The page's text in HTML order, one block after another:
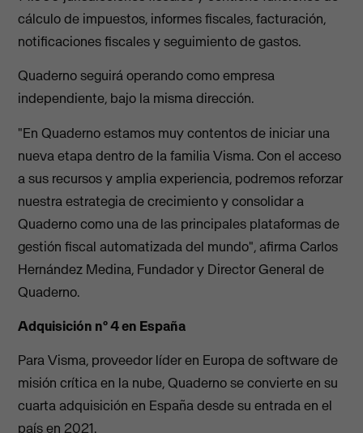
cálculo de impuestos, informes fiscales, facturación,
notificaciones fiscales y seguimiento de gastos.
Quaderno seguirá operando como empresa
independiente, bajo la misma dirección.
"En Quaderno estamos muy contentos de iniciar una
nueva etapa dentro de la familia Visma. Con el acceso
a sus recursos y amplia experiencia, podremos reforzar
nuestra estrategia de crecimiento y consolidar a
Quaderno como una de las principales plataformas de
gestión fiscal automatizada del mundo", afirma Carlos
Hernández Medina, Fundador y Director General de
Quaderno.
Adquisición nº 4 en España
Para Visma, proveedor líder en Europa de software de
misión crítica en la nube, Quaderno se convierte en su
cuarta adquisición en España desde su entrada en el
país en 2021.